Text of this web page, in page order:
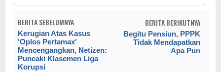
BERITA SEBELUMNYA
Kerugian Atas Kasus
'Oplos Pertamax'
Mencengangkan, Netizen:
Puncaki Klasemen Liga
Korupsi
BERITA BERIKUTNYA
Begitu Pensiun, PPPK
Tidak Mendapatkan
Apa Pun